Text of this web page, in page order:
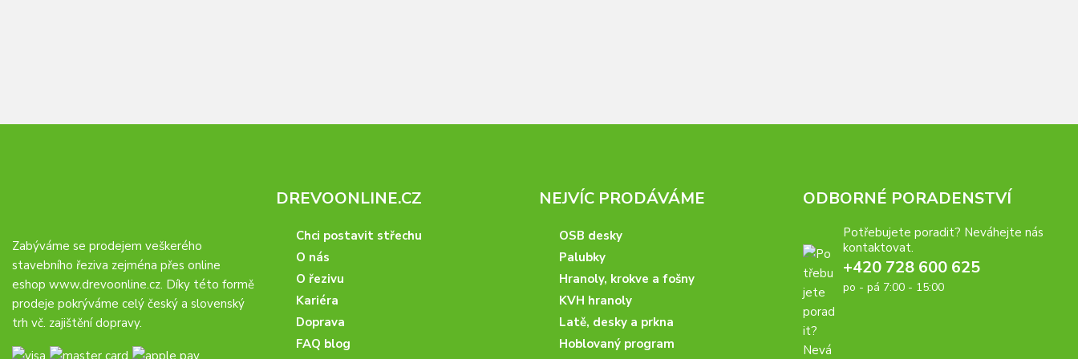
Zabýváme se prodejem veškerého
stavebního řeziva zejména přes online
eshop www.drevoonline.cz. Díky této formě
prodeje pokrýváme celý český a slovenský
trh vč. zajištění dopravy.
DREVOONLINE.CZ
Chci postavit střechu
O nás
O řezivu
Kariéra
Doprava
FAQ blog
NEJVÍC PRODÁVÁME
OSB desky
Palubky
Hranoly, krokve a fošny
KVH hranoly
Latě, desky a prkna
Hoblovaný program
ODBORNÉ PORADENSTVÍ
Potřebujete poradit? Neváhejte nás
kontaktovat.
+420 728 600 625
po - pá 7:00 - 15:00